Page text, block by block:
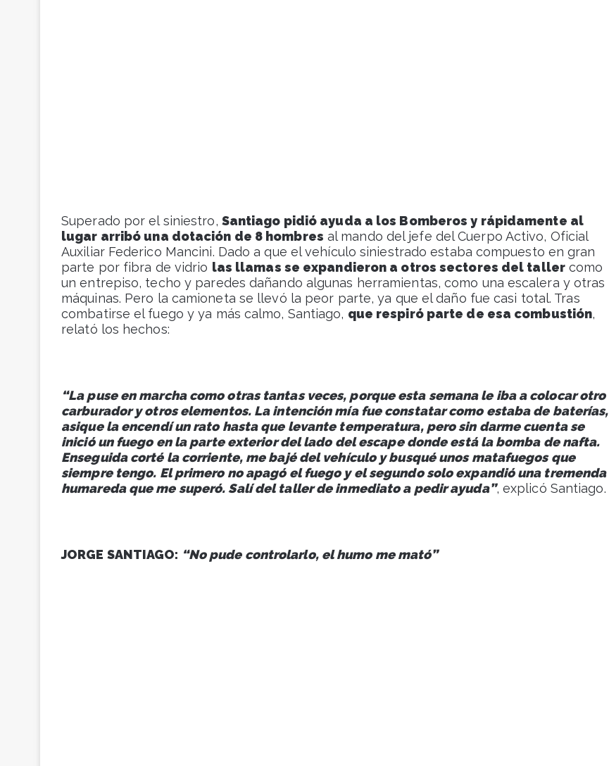
Superado por el siniestro, Santiago pidió ayuda a los Bomberos y rápidamente al
lugar arribó una dotación de 8 hombres al mando del jefe del Cuerpo Activo, Oficial
Auxiliar Federico Mancini. Dado a que el vehículo siniestrado estaba compuesto en gran
parte por fibra de vidrio las llamas se expandieron a otros sectores del tallercomo
un entrepiso, techo y paredes dañando algunas herramientas, como una escalera y otras
máquinas. Pero la camioneta se llevó la peor parte, ya que el daño fue casi total. Tras
combatirse el fuego y ya más calmo, Santiago, que respiró parte de esa combustión,
relató los hechos:
“La puse en marcha como otras tantas veces, porque esta semana le iba a colocar otro
carburador y otros elementos. La intención mía fue constatar como estaba de baterías,
asique la encendí un rato hasta que levante temperatura, pero sin darme cuenta se
inició un fuego en la parte exterior del lado del escape donde está la bomba de nafta.
Enseguida corté la corriente, me bajé del vehículo y busqué unos matafuegos que
siempre tengo. El primero no apagó el fuego y el segundo solo expandió una tremenda
humareda que me superó. Salí del taller de inmediato a pedir ayuda”, explicó Santiago.
JORGE SANTIAGO: “No pude controlarlo, el humo me mató”